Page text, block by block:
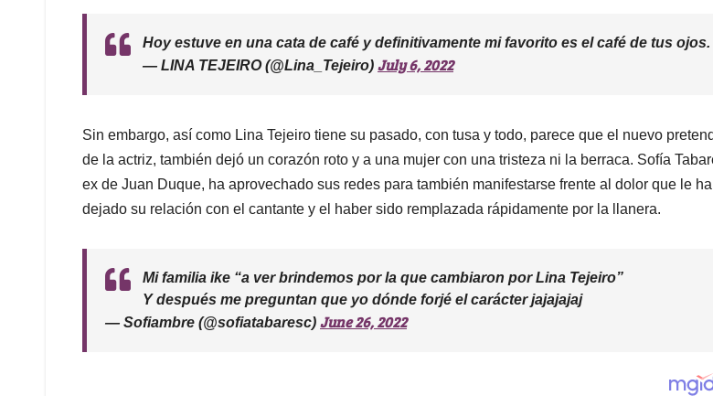
Hoy estuve en una cata de café y definitivamente mi favorito es el café de tus ojos.
— LINA TEJEIRO (@Lina_Tejeiro) July 6, 2022
Sin embargo, así como Lina Tejeiro tiene su pasado, con tusa y todo, parece que el nuevo
de la actriz, también dejó un corazón roto y a una mujer con una tristeza ni la berraca. Sofía
ex de Juan Duque, ha aprovechado sus redes para también manifestarse frente al dolor que le ha
dejado su relación con el cantante y el haber sido remplazada rápidamente por la llanera.
Mi familia ike “a ver brindemos por la que cambiaron por Lina Tejeiro”
Y después me preguntan que yo dónde forjé el carácter jajajajaj
— Sofiambre (@sofiatabaresc) June 26, 2022